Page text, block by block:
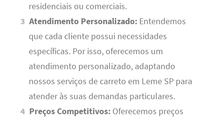
residenciais ou comerciais.
Atendimento Personalizado: Entendemos
que cada cliente possui necessidades
específicas. Por isso, oferecemos um
atendimento personalizado, adaptando
nossos serviços de carreto em Leme SP para
atender às suas demandas particulares.
Preços Competitivos: Oferecemos preços